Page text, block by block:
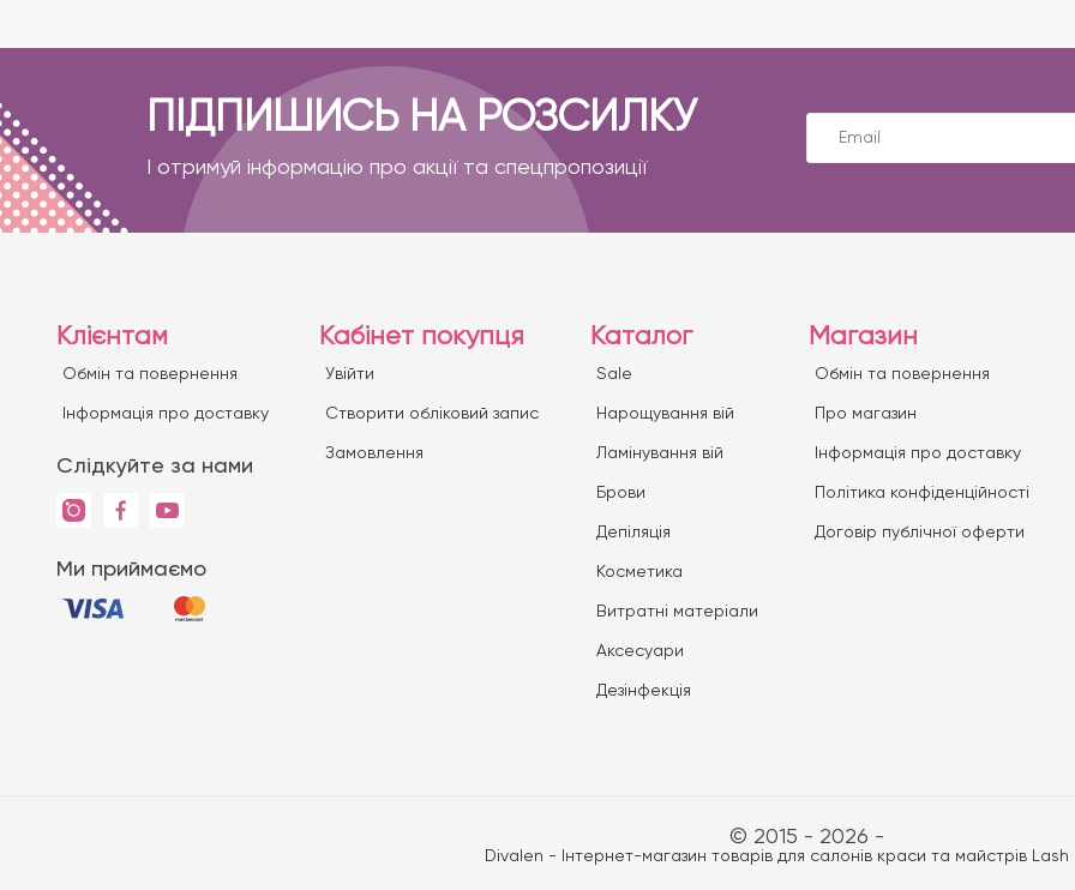
ПІДПИШИСЬ НА РОЗСИЛКУ
І отримуй інформацію про акції та спецпропозиції
Клієнтам
Обмін та повернення
Iнформація про доставку
Слідкуйте за нами
Ми приймаємо
Кабінет покупця
Увійти
Створити обліковий запис
Замовлення
Каталог
Sale
Нарощування вій
Ламінування вій
Брови
Депіляція
Косметика
Витратні матеріали
Аксесуари
Дезінфекція
Магазин
Обмін та повернення
Про магазин
Iнформація про доставку
Політика конфіденційності
Договір публічної оферти
© 2015 - 2026 -
Divalen - Інтернет-магазин товарів для салонів краси та майстрів Lash